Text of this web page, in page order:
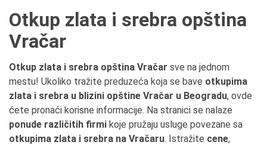
Otkup zlata i srebra opština
Vračar
Otkup zlata i srebra opština Vračar sve na jednom
mestu! Ukoliko tražite preduzeća koja se bave otkupima
zlata i srebra u blizini opštine Vračar u Beogradu, ovde
ćete pronaći korisne informacije. Na stranici se nalaze
ponude različitih firmi koje pružaju usluge povezane sa
otkupima zlata i srebra na Vračaru. Istražite cene,